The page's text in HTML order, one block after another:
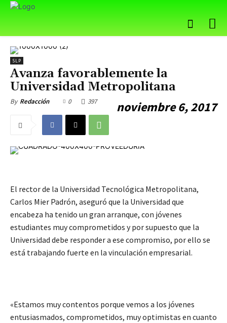
SLP
Avanza favorablemente la
Universidad Metropolitana
By Redacción noviembre 6, 2017
0 397
El rector de la Universidad Tecnológica Metropolitana,
Carlos Mier Padrón, aseguró que la Universidad que
encabeza ha tenido un gran arranque, con jóvenes
estudiantes muy comprometidos y por supuesto que la
Universidad debe responder a ese compromiso, por ello se
está trabajando fuerte en la vinculación empresarial.
«Estamos muy contentos porque vemos a los jóvenes
entusiasmados, comprometidos, muy optimistas en cuanto